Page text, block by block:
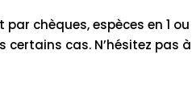
chèques, espèces en 1 ou
cas. N’hésitez pas à